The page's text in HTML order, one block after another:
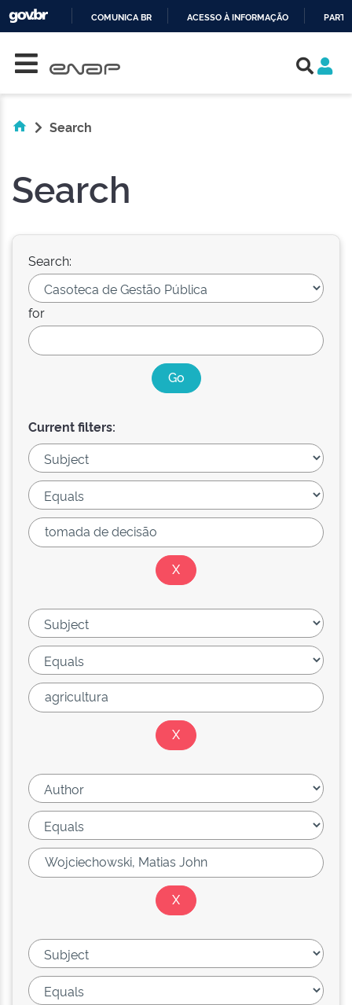
COMUNICA BR ACESSO À INFORMAÇÃO
Search
Search
Search:
for
Current filters: